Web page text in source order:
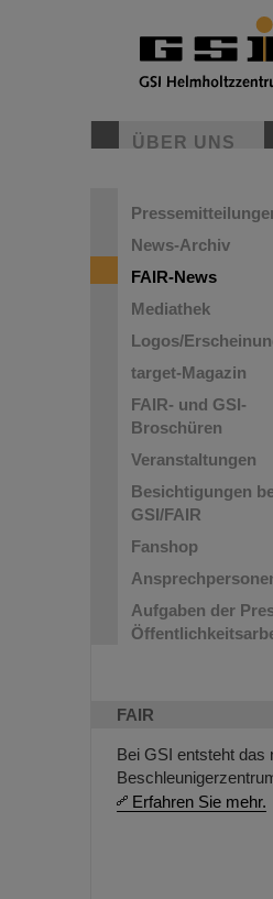
ÜBER UNS
News-Archiv
FAIR-News
Mediathek
Logos/
target-Magazin
FAIR- und GSI-
Broschüren
Veranstaltungen
Besichtigungen
GSI/FAIR
Fanshop
Aufgaben der
FAIR
Bei GSI entsteht das
Erfahren Sie mehr.